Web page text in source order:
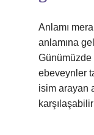
Anlamı
anlamına
ebeveynler
isim arayan